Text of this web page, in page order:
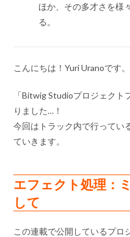
ほか、その多才さを様
る。
こんにちは！Yuri Uranoです。
「Bitwig Studioプロジェク
りました…！
今回はトラック内で行ってい
ていきます。
エフェクト処理：
して
この連載で公開しているプロ